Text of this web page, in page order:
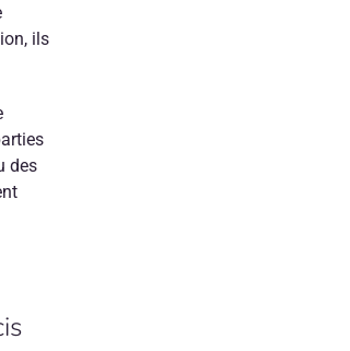
ils
des